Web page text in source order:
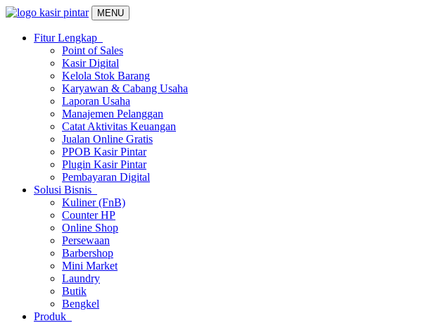
MENU
Fitur Lengkap
Point of Sales
Kasir Digital
Kelola Stok Barang
Karyawan & Cabang Usaha
Laporan Usaha
Manajemen Pelanggan
Catat Aktivitas Keuangan
Jualan Online Gratis
PPOB Kasir Pintar
Plugin Kasir Pintar
Pembayaran Digital
Solusi Bisnis
Kuliner (FnB)
Counter HP
Online Shop
Persewaan
Barbershop
Mini Market
Laundry
Butik
Bengkel
Produk